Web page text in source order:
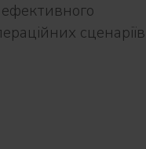
ефективного
сценаріїв